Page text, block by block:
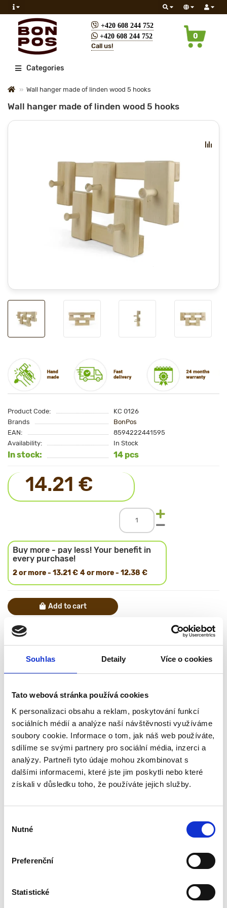
Souhlas Detaily Více o cookies
Tato webová stránka používá cookies
K personalizaci obsahu a reklam, poskytování funkcí
sociálních médií a analýze naší návštěvnosti využíváme
soubory cookie. Informace o tom, jak náš web používáte,
sdílíme se svými partnery pro sociální média, inzerci a
analýzy. Partneři tyto údaje mohou zkombinovat s
dalšími informacemi, které jste jim poskytli nebo které
získali v důsledku toho, že používáte jejich služby.
souhlasu
Nutné
Preferenční
Statistické
+420 608 244 752
+420 608 244 752
Call us!
0
All Categories
Wall hanger made of linden wood 5 hooks
Wall hanger made of linden wood 5 hooks
Product Code:
KC 0126
Brands
BonPos
EAN:
8594222441595
Availability:
In Stock
In stock: 14 pcs
14.21 €
Buy more - pay less! Your benefit in
every purchase!
2 or more - 13.21 € 4 or more - 12.38 €
Add to cart
Equipment
Description
Specification
Reviews (0)
The wall hanger with 5 hooks made of lime wood is a stylish and
Each of the five hooks, conveniently spaced a comfortable
The smooth surface prevents damage to clothes and the
Such a product can be installed in the hallway, bathroom or even